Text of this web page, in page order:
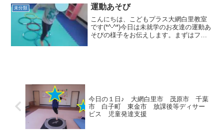
箱〔跳躍力・空間認知力・支持力〕ゆか
かご起きは重心を...
未分類 運動あそび
こんにちは、こどもプラス大網白里教室
です(*^-^*)今日は未就学のお友達の運動あ
そびの様子をお伝えします。まずはフー
今日の１日♪ 大網白里市 茂原市 千葉
市 白子町 東金市 放課後等ディサー
ビス 児童発達支援